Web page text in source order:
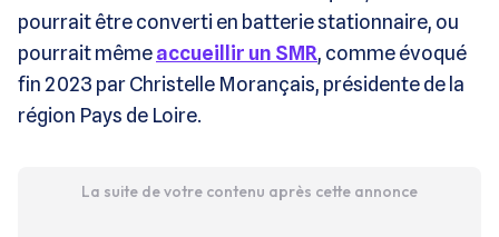
pourrait être converti en batterie stationnaire, ou
pourrait mêmeaccueillir un SMR, comme évoqué
fin 2023 par Christelle Morançais, présidente de la
région Pays de Loire.
La suite de votre contenu après cette annonce